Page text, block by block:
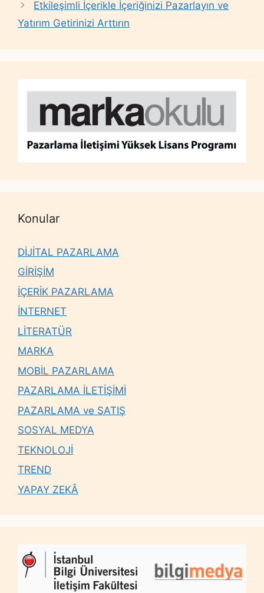
Etkileşimli İçerikle İçeriğinizi Pazarlayın ve
Yatırım Getirinizi Arttırın
Konular
DİJİTAL PAZARLAMA
GİRİŞİM
İÇERİK PAZARLAMA
İNTERNET
LİTERATÜR
MARKA
MOBİL PAZARLAMA
PAZARLAMA İLETİŞİMİ
PAZARLAMA ve SATIŞ
SOSYAL MEDYA
TEKNOLOJİ
TREND
YAPAY ZEKÂ